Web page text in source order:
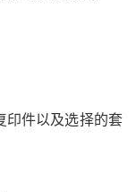
印件以及选择的套